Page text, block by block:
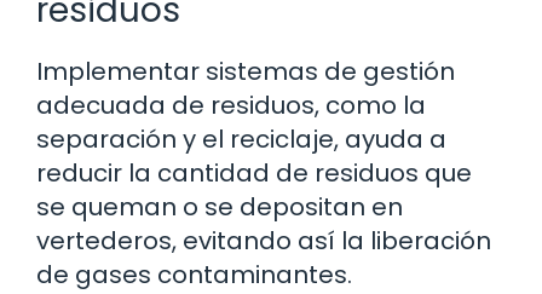
residuos
Implementar sistemas de gestión
adecuada de residuos, como la
separación y el reciclaje, ayuda a
reducir la cantidad de residuos que
se queman o se depositan en
vertederos, evitando así la liberación
de gases contaminantes.